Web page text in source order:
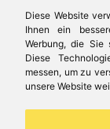
Diese Website
Ihnen ein
Werbung, die Sie
Diese
messen, um zu
unsere Website
Es gibt uns auch in